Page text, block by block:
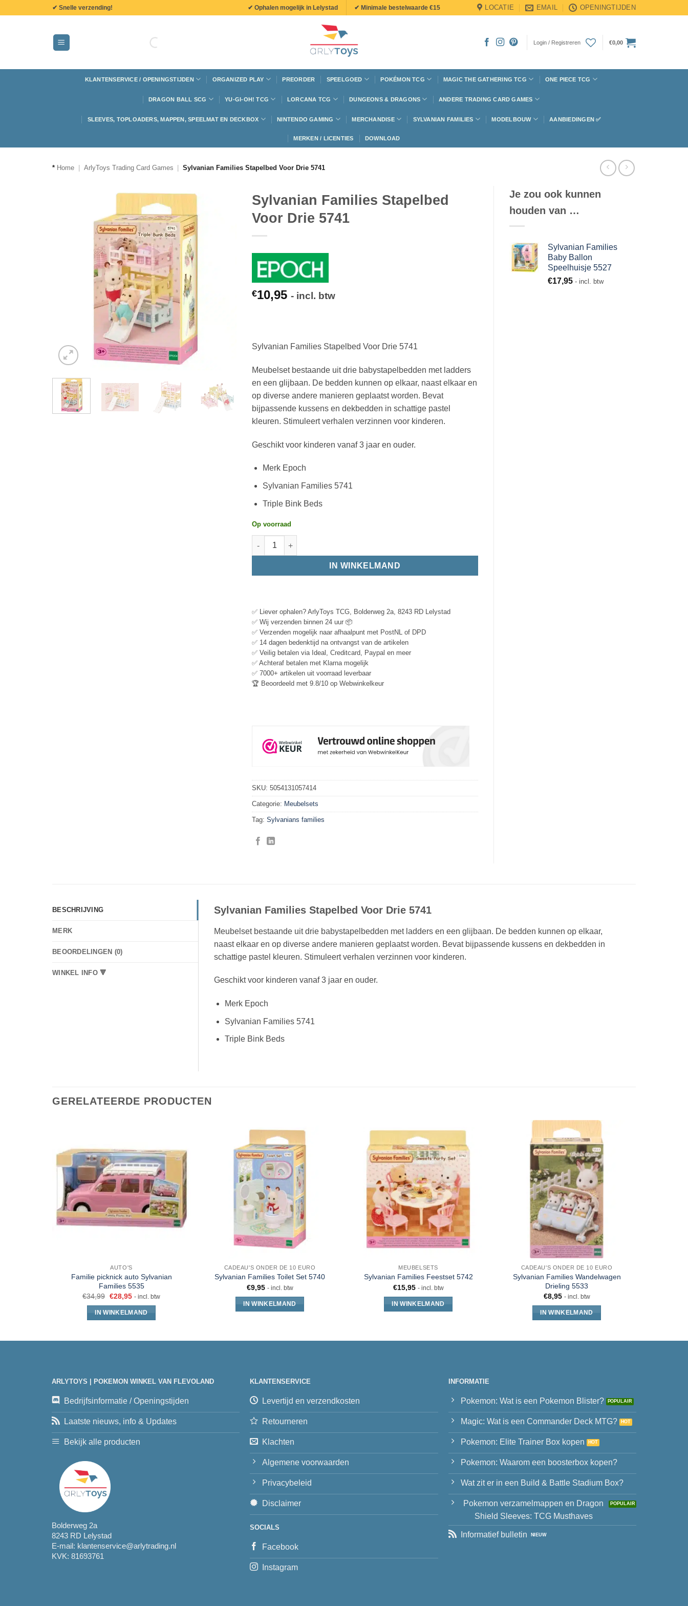
✔ Snelle verzending! ✔ Ophalen mogelijk in Lelystad ✔ Minimale bestelwaarde €15 LOCATIE EMAIL OPENINGTIJDEN
Login / Registreren €0,00
KLANTENSERVICE / OPENINGSTIJDEN ORGANIZED PLAY PREORDER SPEELGOED POKÉMON TCG MAGIC THE GATHERING TCG ONE PIECE TCG
DRAGON BALL SCG YU-GI-OH! TCG LORCANA TCG DUNGEONS & DRAGONS ANDERE TRADING CARD GAMES
SLEEVES, TOPLOADERS, MAPPEN, SPEELMAT EN DECKBOX NINTENDO GAMING MERCHANDISE SYLVANIAN FAMILIES MODELBOUW AANBIEDINGEN ✅
MERKEN / LICENTIES DOWNLOAD
* Home ArlyToys Trading Card Games Sylvanian Families Stapelbed Voor Drie 5741
Sylvanian Families Stapelbed
Voor Drie 5741
€10,95 - incl. btw
Sylvanian Families Stapelbed Voor Drie 5741
Meubelset bestaande uit drie babystapelbedden met ladders
en een glijbaan. De bedden kunnen op elkaar, naast elkaar en
op diverse andere manieren geplaatst worden. Bevat
bijpassende kussens en dekbedden in schattige pastel
kleuren. Stimuleert verhalen verzinnen voor kinderen.
Geschikt voor kinderen vanaf 3 jaar en ouder.
Merk Epoch
Sylvanian Families 5741
Triple Bink Beds
Op voorraad
IN WINKELMAND
✅ Liever ophalen? ArlyToys TCG, Bolderweg 2a, 8243 RD Lelystad
✅ Wij verzenden binnen 24 uur 📦
✅ Verzenden mogelijk naar afhaalpunt met PostNL of DPD
✅ 14 dagen bedenktijd na ontvangst van de artikelen
✅ Veilig betalen via Ideal, Creditcard, Paypal en meer
✅ Achteraf betalen met Klarna mogelijk
✅ 7000+ artikelen uit voorraad leverbaar
🏆 Beoordeeld met 9.8/10 op Webwinkelkeur
SKU: 5054131057414
Categorie: Meubelsets
Tag: Sylvanians families
Je zou ook kunnen
houden van …
Sylvanian Families
Baby Ballon
Speelhuisje 5527
€17,95 - incl. btw
BESCHRIJVING
MERK
BEOORDELINGEN (0)
WINKEL INFO 🔻
Sylvanian Families Stapelbed Voor Drie 5741
Meubelset bestaande uit drie babystapelbedden met ladders en een glijbaan. De bedden kunnen op elkaar,
naast elkaar en op diverse andere manieren geplaatst worden. Bevat bijpassende kussens en dekbedden in
schattige pastel kleuren. Stimuleert verhalen verzinnen voor kinderen.
Geschikt voor kinderen vanaf 3 jaar en ouder.
Merk Epoch
Sylvanian Families 5741
Triple Bink Beds
GERELATEERDE PRODUCTEN
AUTO'S
Familie picknick auto Sylvanian
Families 5535
€34,99 €28,95 - incl. btw
IN WINKELMAND
CADEAU'S ONDER DE 10 EURO
Sylvanian Families Toilet Set 5740
€9,95 - incl. btw
IN WINKELMAND
MEUBELSETS
Sylvanian Families Feestset 5742
€15,95 - incl. btw
IN WINKELMAND
CADEAU'S ONDER DE 10 EURO
Sylvanian Families Wandelwagen
Drieling 5533
€8,95 - incl. btw
IN WINKELMAND
ARLYTOYS | POKEMON WINKEL VAN FLEVOLAND
Bedrijfsinformatie / Openingstijden
Laatste nieuws, info & Updates
Bekijk alle producten
Bolderweg 2a
8243 RD Lelystad
E-mail: klantenservice@arlytrading.nl
KVK: 81693761
KLANTENSERVICE
Levertijd en verzendkosten
Retourneren
Klachten
Algemene voorwaarden
Privacybeleid
Disclaimer
SOCIALS
Facebook
Instagram
INFORMATIE
Pokemon: Wat is een Pokemon Blister?
Magic: Wat is een Commander Deck MTG?
Pokemon: Elite Trainer Box kopen
Pokemon: Waarom een boosterbox kopen?
Wat zit er in een Build & Battle Stadium Box?
Pokemon verzamelmappen en Dragon
Shield Sleeves: TCG Musthaves
Informatief bulletin